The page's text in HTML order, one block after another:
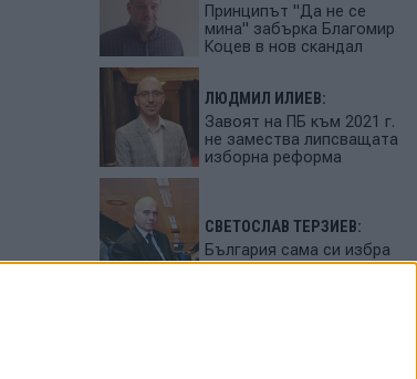
Принципът "Да не се
мина" забърка Благомир
Коцев в нов скандал
ЛЮДМИЛ ИЛИЕВ:
Завоят на ПБ към 2021 г.
не замества липсващата
изборна реформа
СВЕТОСЛАВ ТЕРЗИЕВ:
България сама си избра
вредител